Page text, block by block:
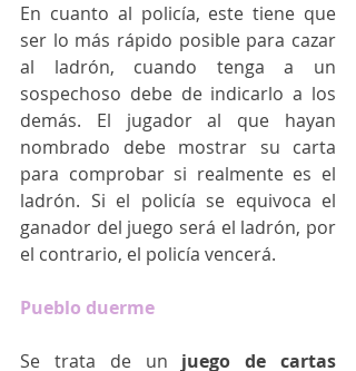
En cuanto al policía, este tiene que
ser lo más rápido posible para cazar
al ladrón, cuando tenga a un
sospechoso debe de indicarlo a los
demás. El jugador al que hayan
nombrado debe mostrar su carta
para comprobar si realmente es el
ladrón. Si el policía se equivoca el
ganador del juego será el ladrón, por
el contrario, el policía vencerá.
Pueblo duerme
Se trata de un juego de cartas